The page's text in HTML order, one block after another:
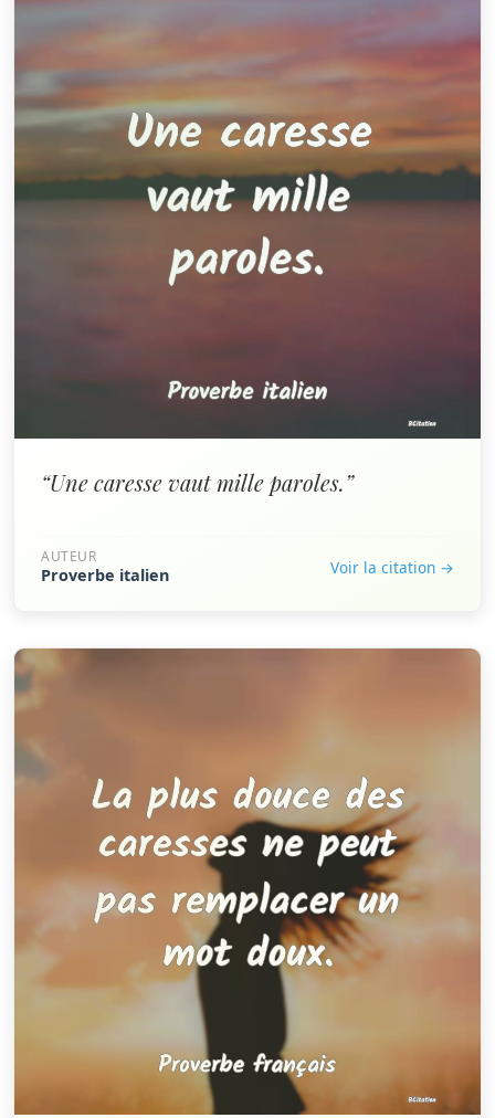
“Une caresse vaut mille paroles.”
AUTEUR
Proverbe italien Voir la citation →